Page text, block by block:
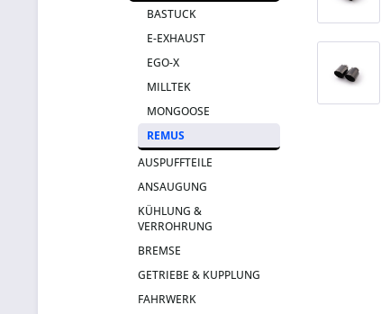
BASTUCK
E-EXHAUST
EGO-X
MILLTEK
MONGOOSE
REMUS
AUSPUFFTEILE
ANSAUGUNG
KÜHLUNG &
VERROHRUNG
BREMSE
GETRIEBE & KUPPLUNG
FAHRWERK